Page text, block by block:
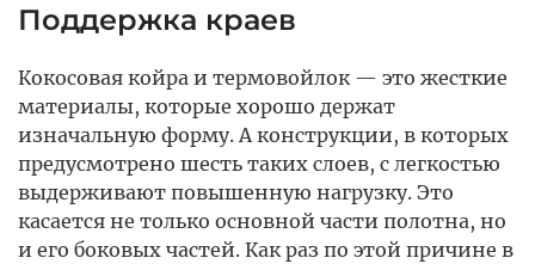
Поддержка краев
Кокосовая койра и термовойлок — это жесткие
материалы, которые хорошо держат
изначальную форму. А конструкции, в которых
предусмотрено шесть таких слоев, с легкостью
выдерживают повышенную нагрузку. Это
касается не только основной части полотна, но
и его боковых частей. Как раз по этой причине в